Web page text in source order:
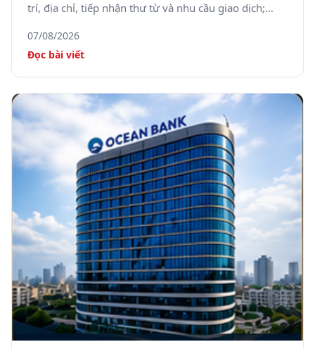
trí, địa chỉ, tiếp nhận thư từ và nhu cầu giao dịch;
Mai.
07/08/2026
Đọc bài viết